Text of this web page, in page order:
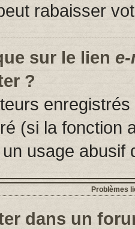
rabaisser
sur le lien
?
(si la fonction
usage abusif
Problèmes
dans un